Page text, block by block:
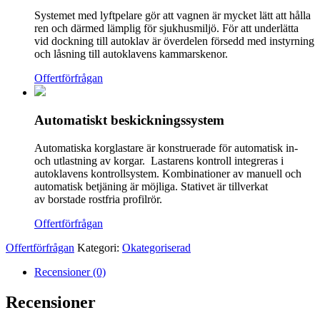
Systemet med lyftpelare gör att vagnen är mycket lätt att hålla
ren och därmed lämplig för sjukhusmiljö. För att underlätta
vid dockning till autoklav är överdelen försedd med instyrning
och låsning till autoklavens kammarskenor.
Offertförfrågan
Automatiskt beskickningssystem
Automatiska korglastare är konstruerade för automatisk in-
och utlastning av korgar. Lastarens kontroll integreras i
autoklavens kontrollsystem. Kombinationer av manuell och
automatisk betjäning är möjliga. Stativet är tillverkat
av borstade rostfria profilrör.
Offertförfrågan
Offertförfrågan Kategori: Okategoriserad
Recensioner (0)
Recensioner